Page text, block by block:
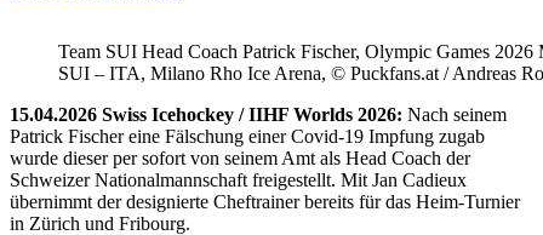
Team SUI Head Coach Patrick Fischer, Olympic Games 2026
SUI – ITA, Milano Rho Ice Arena, © Puckfans.at / Andreas
15.04.2026 Swiss Icehockey / IIHF Worlds 2026: Nach seinem
Patrick Fischer eine Fälschung einer Covid-19 Impfung zugab
wurde dieser per sofort von seinem Amt als Head Coach der
Schweizer Nationalmannschaft freigestellt. Mit Jan Cadieux
übernimmt der designierte Cheftrainer bereits für das Heim-Turnier
in Zürich und Fribourg.